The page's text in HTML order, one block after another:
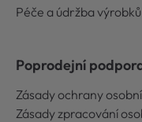
Péče a údržba výrobků
Poprodejní
Zásady ochrany
Zásady zpracování